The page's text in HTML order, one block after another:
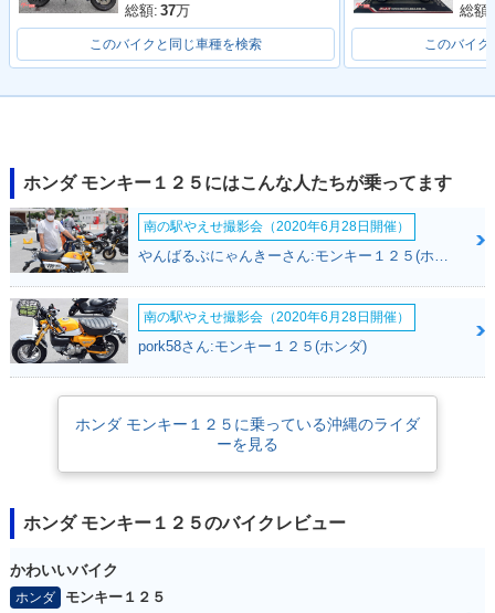
2018年 MONKEY12
5・新登場
MONKEY125・その
他
総額: 37万
このバイクと同じ車種を検索
総額:
このバイ
ホンダ モンキー１２５にはこんな人たちが乗ってます
南の駅やえせ撮影会（2020年6月28日開催）
やんばるぶにゃんきーさん:モンキー１２５(ホンダ)
南の駅やえせ撮影会（2020年6月28日開催）
pork58さん:モンキー１２５(ホンダ)
ホンダ モンキー１２５に乗っている沖縄のライダ
ーを見る
ホンダ モンキー１２５のバイクレビュー
かわいいバイク
ホンダ
モンキー１２５